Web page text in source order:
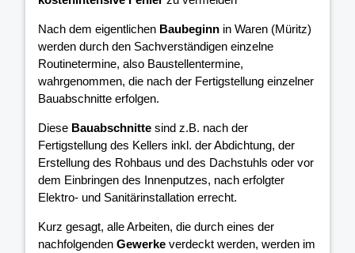
Nach dem eigentlichen Baubeginn in Waren (Müritz)
werden durch den Sachverständigen einzelne
Routinetermine, also Baustellentermine,
wahrgenommen, die nach der Fertigstellung einzelner
Bauabschnitte erfolgen.
Diese Bauabschnitte sind z.B. nach der
Fertigstellung des Kellers inkl. der Abdichtung, der
Erstellung des Rohbaus und des Dachstuhls oder vor
dem Einbringen des Innenputzes, nach erfolgter
Elektro- und Sanitärinstallation errecht.
Kurz gesagt, alle Arbeiten, die durch eines der
nachfolgenden Gewerke verdeckt werden, werden im